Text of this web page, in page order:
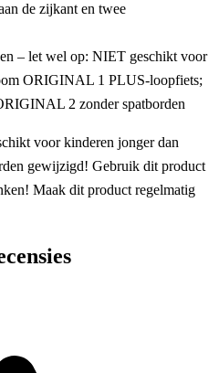
de zijkant en twee
– let wel op: NIET geschikt voor
ORIGINAL 1 PLUS-loopfiets;
2 zonder spatborden
voor kinderen jonger dan
gewijzigd! Gebruik dit product
Maak dit product regelmatig